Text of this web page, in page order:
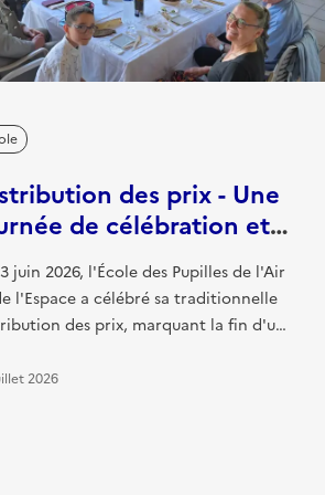
des prix - Une
de célébration et
retrouvailles
juin 2026, l'École des Pupilles de l'Air
l'Espace a célébré sa traditionnelle
des prix, marquant la fin d'une
les plus méritants pour leur
2026